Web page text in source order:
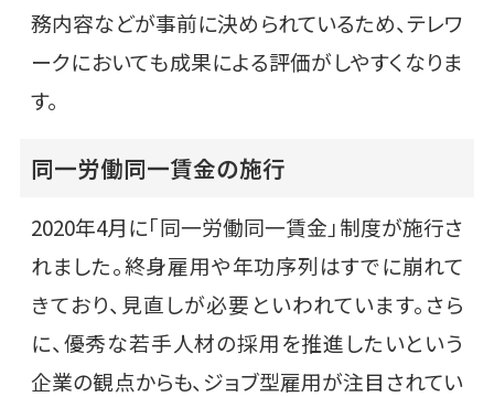
務内容などが事前に決められているため、テレワ
ークにおいても成果による評価がしやすくなりま
す。
同一労働同一賃金の施行
2020年4月に「同一労働同一賃金」制度が施行さ
れました。終身雇用や年功序列はすでに崩れて
きており、見直しが必要といわれています。さら
に、優秀な若手人材の採用を推進したいという
企業の観点からも、ジョブ型雇用が注目されてい